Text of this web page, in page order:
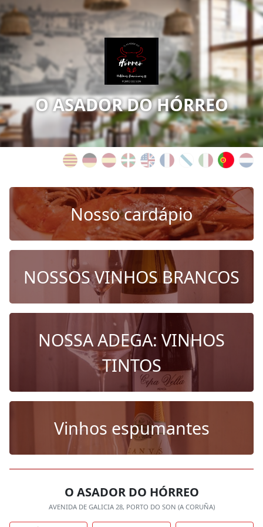
O ASADOR DO HÓRREO
Nosso cardápio
NOSSOS VINHOS BRANCOS
NOSSA ADEGA: VINHOS
TINTOS
Vinhos espumantes
O ASADOR DO HÓRREO
AVENIDA DE GALICIA 28, PORTO DO SON (A CORUÑA)